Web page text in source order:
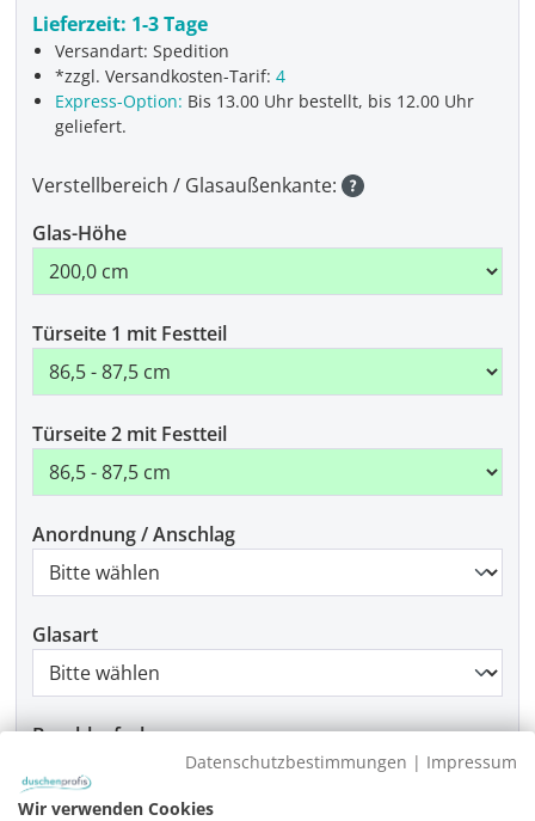
Lieferzeit: 1-3 Tage
Versandart: Spedition
*zzgl. Versandkosten-Tarif:4
Express-Option: Bis 13.00 Uhr bestellt, bis 12.00 Uhr
geliefert.
Verstellbereich / Glasaußenkante:
Glas-Höhe
Türseite 1 mit Festteil
Türseite 2 mit Festteil
Anordnung / Anschlag
Glasart
Beschlagfarbe
Datenschutzbestimmungen | Impressum
Wir verwenden Cookies